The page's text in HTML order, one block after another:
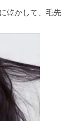
乾かして、毛先